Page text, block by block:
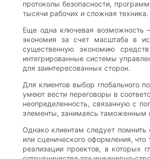
протоколы безопасности,
тысячи рабочих и сложная техника.
Еще одна ключевая возможность
экономия за счет масштаба в
существенную экономию
интегрированные системы
для заинтересованных сторон.
Для клиентов выбор глобального
умеют вести переговоры в
неопределенность, связанную с
элементы, занимаясь таможенным
Однако клиентам следует
или сценического оформления,
реализации проектов, в которых